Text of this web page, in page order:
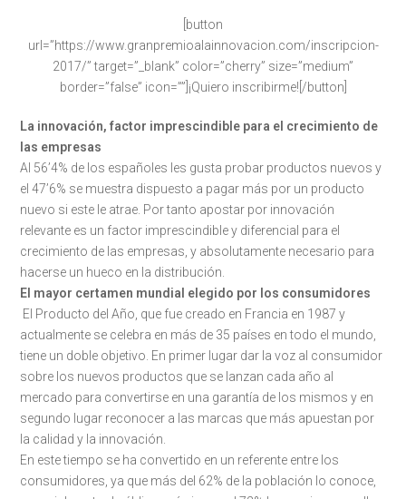
[button
url=”https://www.granpremioalainnovacion.com/inscripcion-
2017/” target=”_blank” color=”cherry” size=”medium”
border=”false” icon=””]¡Quiero inscribirme![/button]
La innovación, factor imprescindible para el crecimiento de
las empresas
Al 56’4% de los españoles les gusta probar productos nuevos y
el 47’6% se muestra dispuesto a pagar más por un producto
nuevo si este le atrae. Por tanto apostar por innovación
relevante es un factor imprescindible y diferencial para el
crecimiento de las empresas, y absolutamente necesario para
hacerse un hueco en la distribución.
El mayor certamen mundial elegido por los consumidores
El Producto del Año, que fue creado en Francia en 1987 y
actualmente se celebra en más de 35 países en todo el mundo,
tiene un doble objetivo. En primer lugar dar la voz al consumidor
sobre los nuevos productos que se lanzan cada año al
mercado para convertirse en una garantía de los mismos y en
segundo lugar reconocer a las marcas que más apuestan por
la calidad y la innovación.
En este tiempo se ha convertido en un referente entre los
consumidores, ya que más del 62% de la población lo conoce,